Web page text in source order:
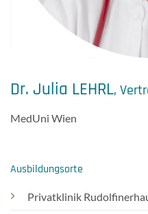
Dr. Julia LEHRL,
MedUni Wien
Ausbildungsorte
Privatklinik